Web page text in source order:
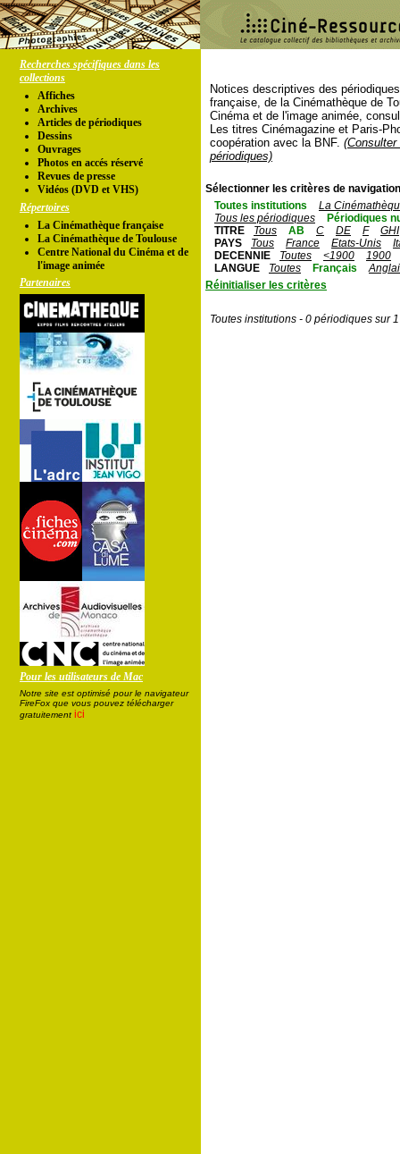
Recherches spécifiques dans les
collections
Affiches
Archives
Articles de périodiques
Dessins
Ouvrages
Photos en accés réservé
Revues de presse
Vidéos (DVD et VHS)
Répertoires
La Cinémathèque française
La Cinémathèque de Toulouse
Centre National du Cinéma et de
l'image animée
Partenaires
Pour les utilisateurs de Mac
Notre site est optimisé pour le navigateur
FireFox que vous pouvez télécharger
gratuitement ici
Notices descriptives des
française, de la Cinémathèque de
Cinéma et de l'image animée,
Les titres Cinémagazine et Paris-
coopération avec la BNF.
périodiques)
Sélectionner les critères de
Toutes institutions
La
Tous les périodiques
Périodiques
TITRE
Tous AB C DE F
GHI
PAYS
Tous France Etats-Unis
DECENNIE
Toutes <1900
1900
LANGUE
Toutes Français
Réinitialiser les critères
Toutes institutions - 0 périodiques sur